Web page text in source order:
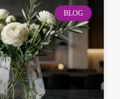
BLOG